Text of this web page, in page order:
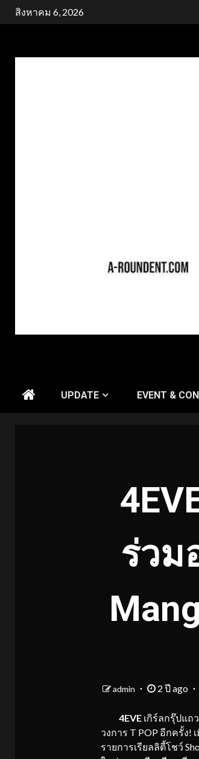
Skipสิงหาคม 6, 2026
UPDATE EVENT &
ร่วม
admin 2 ปี ago
4EVE เกิร์ลกรุ๊ปแถ
วงการ T POP อีกครั้ง!
รายการเรียลลิตี้โชว์